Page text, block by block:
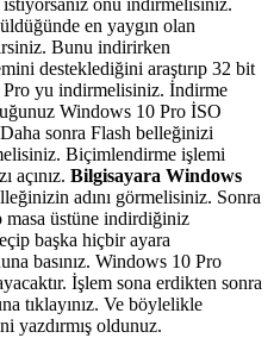
onu indirmelisiniz.
en yaygın olan
Bunu indirirken
desteklediğini araştırıp 32 bit
yu indirmelisiniz. İndirme
Windows 10 Pro İSO
Daha sonra Flash belleğinizi
Biçimlendirme işlemi
açınız. Bilgisayara Windows
adını görmelisiniz. Sonra
masa üstüne indirdiğiniz
başka hiçbir ayara
basınız. Windows 10 Pro
İşlem sona erdikten sonra
tıklayınız. Ve böylelikle
yazdırmış oldunuz.